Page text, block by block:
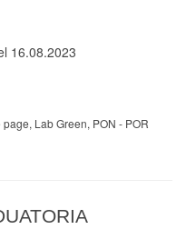
16.08.2023
page, Lab Green, PON - POR